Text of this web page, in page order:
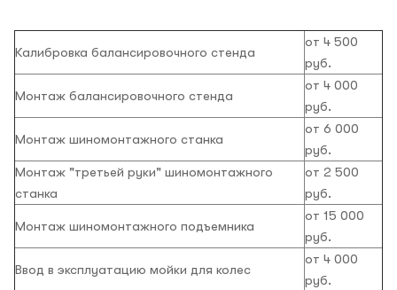
Калибровка балансировочного стенда
от 4 500
руб.
Монтаж балансировочного стенда
от 4 000
руб.
Монтаж шиномонтажного станка
от 6 000
руб.
Монтаж "третьей руки" шиномонтажного
станка
от 2 500
руб.
Монтаж шиномонтажного подъемника
от 15 000
руб.
Ввод в эксплуатацию мойки для колес
от 4 000
руб.